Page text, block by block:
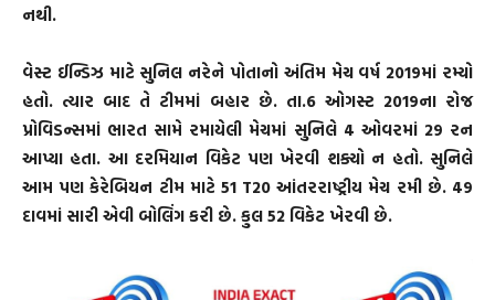
નથી.
વેસ્ટ ઈન્ડિઝ માટે સુનિલ નરેને પોતાનો અંતિમ મેચ વર્ષ 2019માં રમ્યો
હતો. ત્યાર બાદ તે ટીમમાં બહાર છે. તા.6 ઓગસ્ટ 2019ના રોજ
પ્રોવિડન્સમાં ભારત સામે રમાયેલી મેચમાં સુનિલે 4 ઓવરમાં 29 રન
આપ્યા હતા. આ દરમિયાન વિકેટ પણ ખેરવી શક્યો ન હતો. સુનિલે
આમ પણ કેરેબિયન ટીમ માટે 51 T20 આંતરરાષ્ટ્રીય મેચ રમી છે. 49
દાવમાં સારી એવી બોલિંગ કરી છે. કુલ 52 વિકેટ ખેરવી છે.